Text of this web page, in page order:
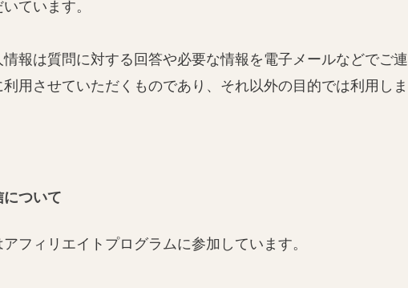
ています。
情報は質問に対する回答や必要な情報を電子メールなどでご連
用させていただくものであり、それ以外の目的では利用しま
について
フィリエイトプログラムに参加しています。